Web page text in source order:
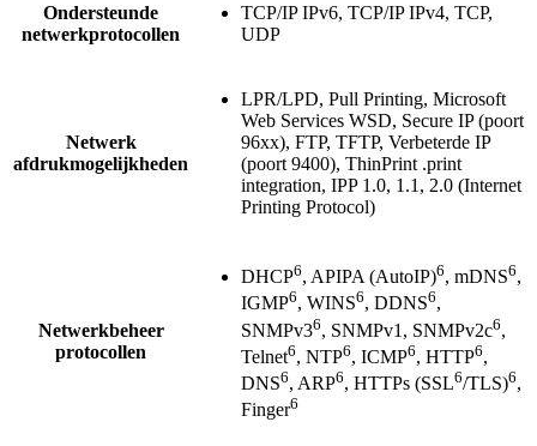
Ondersteunde
netwerkprotocollen
TCP/IP IPv6, TCP/IP IPv4, TCP,
UDP
Netwerk
afdrukmogelijkheden
LPR/LPD, Pull Printing, Microsoft
Web Services WSD, Secure IP (poort
96xx), FTP, TFTP, Verbeterde IP
(poort 9400), ThinPrint .print
integration, IPP 1.0, 1.1, 2.0 (Internet
Printing Protocol)
Netwerkbeheer
protocollen
DHCP6, APIPA (AutoIP)6, mDNS6,
IGMP6, WINS6, DDNS6,
SNMPv36, SNMPv1, SNMPv2c6,
Telnet6, NTP6, ICMP6, HTTP6,
DNS6, ARP6, HTTPs (SSL6/TLS)6,
Finger6